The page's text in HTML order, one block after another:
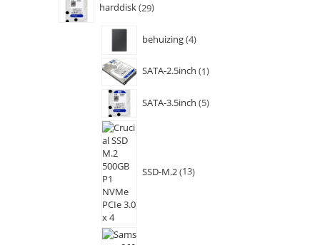
harddisk 29
behuizing 4
SATA-2.5inch 1
SATA-3.5inch 5
SSD-M.2 13